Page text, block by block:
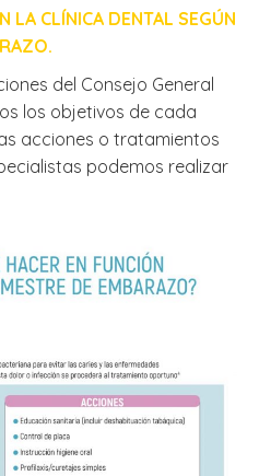
LA CLÍNICA DENTAL SEGÚN
del Consejo General
los objetivos de cada
acciones o tratamientos
podemos realizar